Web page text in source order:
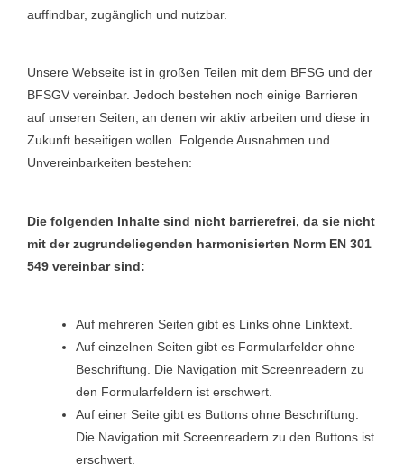
auffindbar, zugänglich und nutzbar.
Unsere Webseite ist in großen Teilen mit dem BFSG und der
BFSGV vereinbar. Jedoch bestehen noch einige Barrieren
auf unseren Seiten, an denen wir aktiv arbeiten und diese in
Zukunft beseitigen wollen. Folgende Ausnahmen und
Unvereinbarkeiten bestehen:
Die folgenden Inhalte sind nicht barrierefrei, da sie nicht
mit der zugrundeliegenden harmonisierten Norm EN 301
549 vereinbar sind:
Auf mehreren Seiten gibt es Links ohne Linktext.
Auf einzelnen Seiten gibt es Formularfelder ohne
Beschriftung. Die Navigation mit Screenreadern zu
den Formularfeldern ist erschwert.
Auf einer Seite gibt es Buttons ohne Beschriftung.
Die Navigation mit Screenreadern zu den Buttons ist
erschwert.